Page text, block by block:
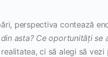
perspectiva contează
asta? Ce oportunități se
ci să alegi să